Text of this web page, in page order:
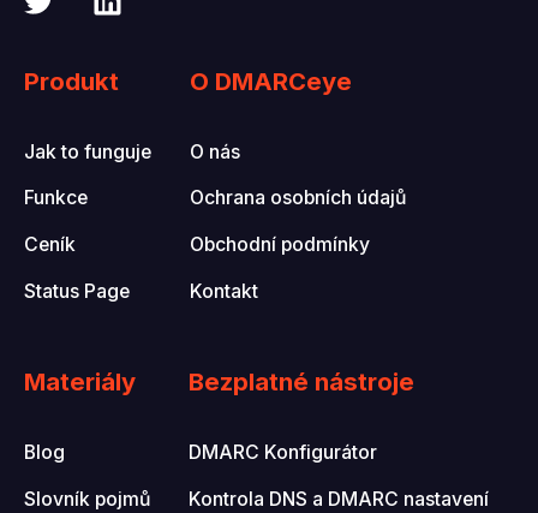
Produkt
Jak to funguje
Funkce
Ceník
Status Page
O DMARCeye
O nás
Ochrana osobních údajů
Obchodní podmínky
Kontakt
Materiály
Blog
Slovník pojmů
Bezplatné nástroje
DMARC Konfigurátor
Kontrola DNS a DMARC nastavení